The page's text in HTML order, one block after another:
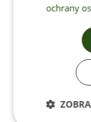
ochrany